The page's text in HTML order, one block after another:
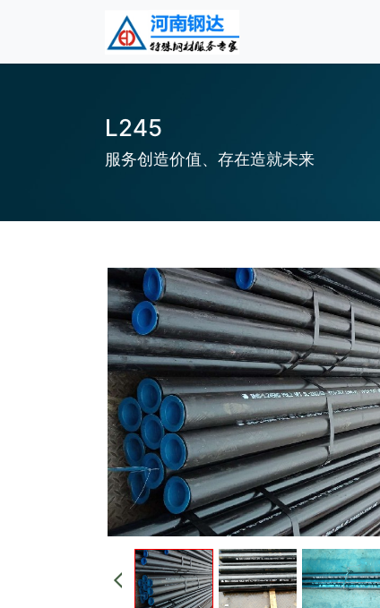
L245
服务创造价值、存在造就未来